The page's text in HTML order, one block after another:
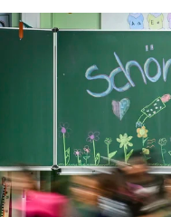
sport
berlin
wahrheit
verlag
verlag